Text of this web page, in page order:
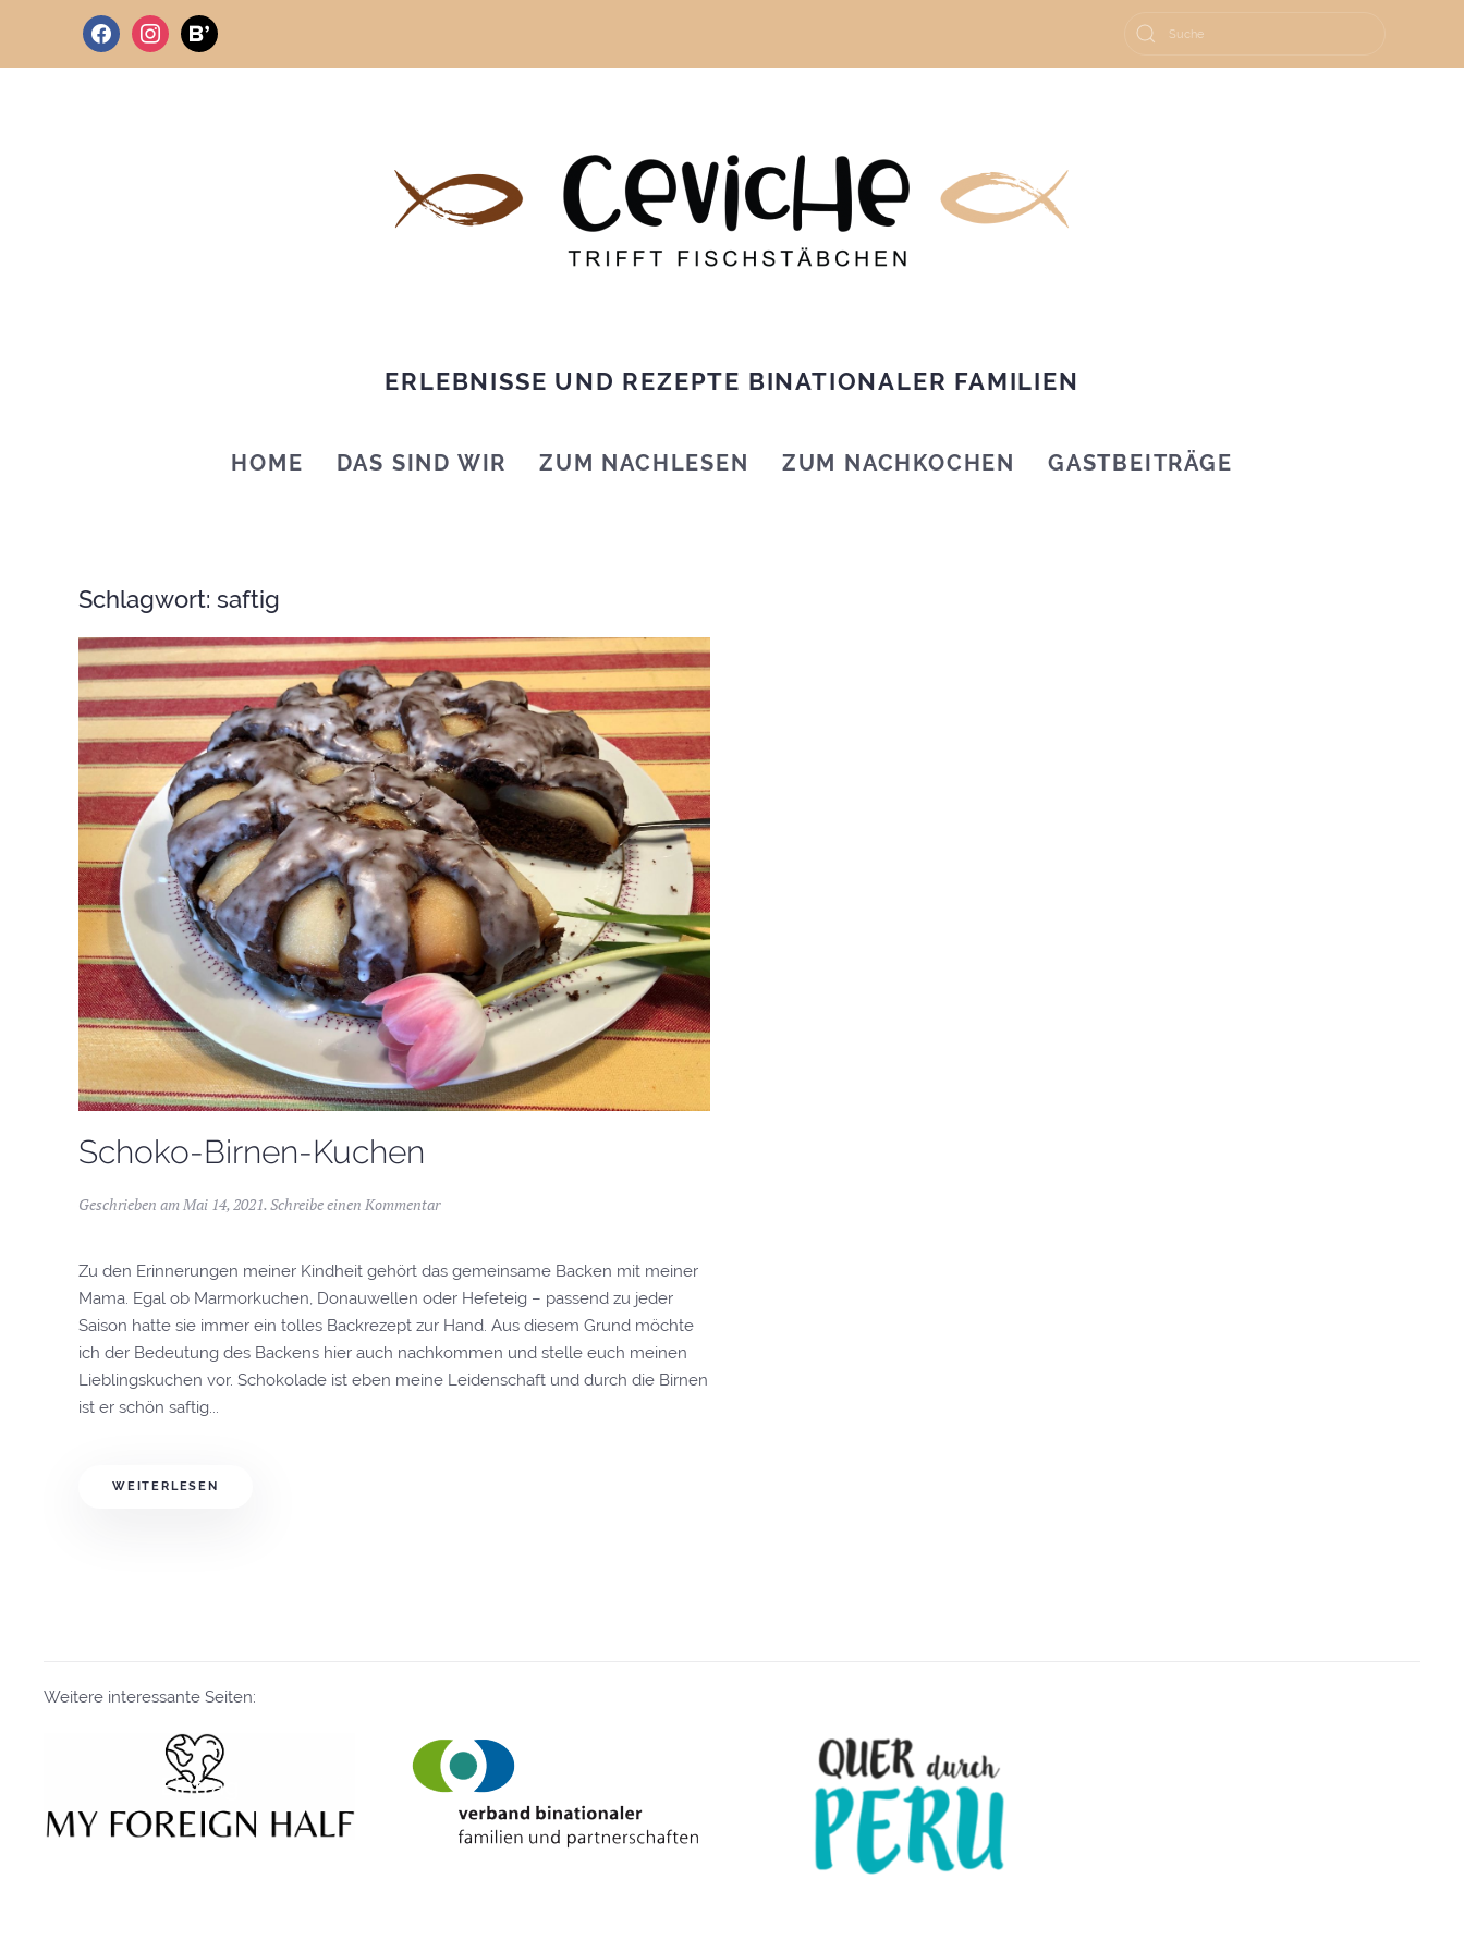
facebookinstagrambloglovin
ERLEBNISSE UND REZEPTE BINATIONALER FAMILIEN
HOME DAS SIND WIR ZUM NACHLESEN ZUM NACHKOCHEN GASTBEITRÄGE
Schlagwort: saftig
Schoko-Birnen-Kuchen
Geschrieben amMai 14, 2021. Schreibe einen Kommentar
Zu den Erinnerungen meiner Kindheit gehört das gemeinsame Backen mit meiner
Mama. Egal ob Marmorkuchen, Donauwellen oder Hefeteig – passend zu jeder
Saison hatte sie immer ein tolles Backrezept zur Hand. Aus diesem Grund möchte
ich der Bedeutung des Backens hier auch nachkommen und stelle euch meinen
Lieblingskuchen vor. Schokolade ist eben meine Leidenschaft und durch die Birnen
ist er schön saftig...
WEITERLESEN
Weitere interessante Seiten:
Eintrag